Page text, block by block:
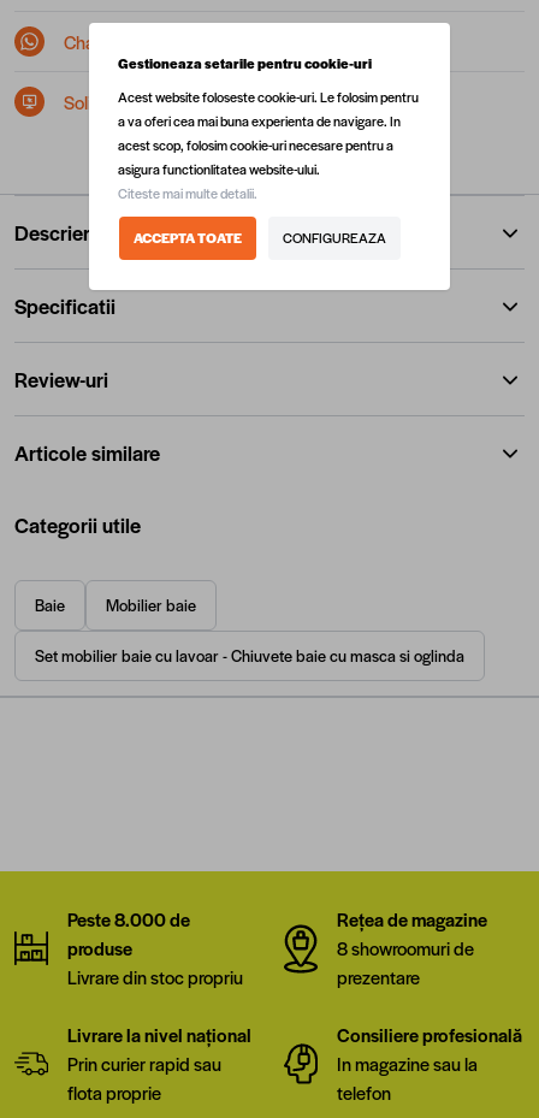
Chat pe Whatsapp
Solicita postare in SEAP/SICAP
Descriere
Specificatii
Review-uri
Articole similare
Categorii utile
Baie Mobilier baie
Set mobilier baie cu lavoar - Chiuvete baie cu masca si oglinda
Peste 8.000 de
produse
Livrare din stoc propriu
Rețea de magazine
8 showroomuri de
prezentare
Livrare la nivel național
Prin curier rapid sau
flota proprie
Consiliere profesională
In magazine sau la
telefon
Gestioneaza setarile pentru cookie-uri
Acest website foloseste cookie-uri. Le folosim pentru
a va oferi cea mai buna experienta de navigare. In
acest scop, folosim cookie-uri necesare pentru a
asigura functionlitatea website-ului.
Citeste mai multe detalii.
ACCEPTA TOATE CONFIGUREAZA